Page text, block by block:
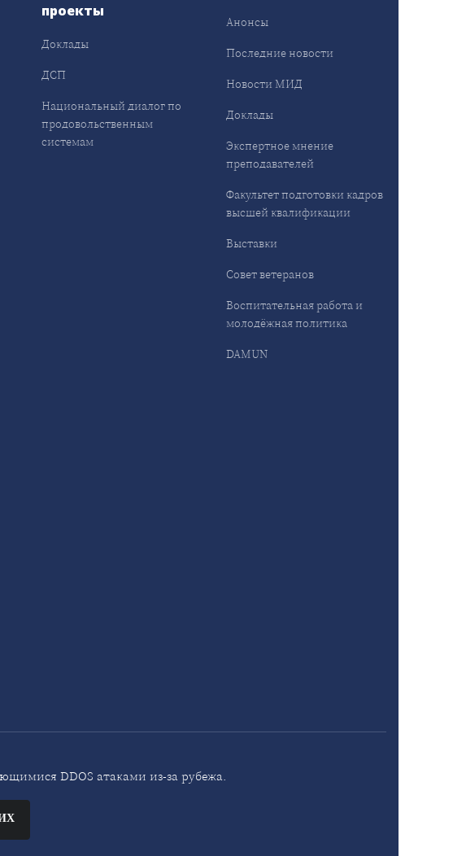
проекты
Доклады
ДСП
Национальный диалог по
продовольственным
системам
Анонсы
Последние новости
Новости МИД
Доклады
Экспертное мнение
преподавателей
Факультет подготовки кадров
высшей квалификации
Выставки
Совет ветеранов
Воспитательная работа и
молодёжная политика
DAMUN
DDOS атаками из-за рубежа.